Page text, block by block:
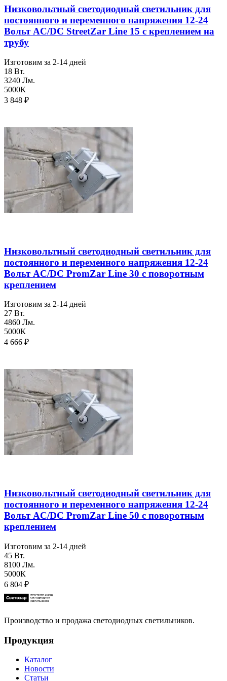
Низковольтный светодиодный светильник для
постоянного и переменного напряжения 12-24
Вольт AC/DC StreetZar Line 15 с креплением на
трубу
Изготовим за 2-14 дней
18 Вт.
3240 Лм.
5000К
3 848 ₽
Низковольтный светодиодный светильник для
постоянного и переменного напряжения 12-24
Вольт AC/DC PromZar Line 30 с поворотным
креплением
Изготовим за 2-14 дней
27 Вт.
4860 Лм.
5000К
4 666 ₽
Низковольтный светодиодный светильник для
постоянного и переменного напряжения 12-24
Вольт AC/DC PromZar Line 50 с поворотным
креплением
Изготовим за 2-14 дней
45 Вт.
8100 Лм.
5000К
6 804 ₽
Производство и продажа светодиодных светильников.
Продукция
Каталог
Новости
Статьи